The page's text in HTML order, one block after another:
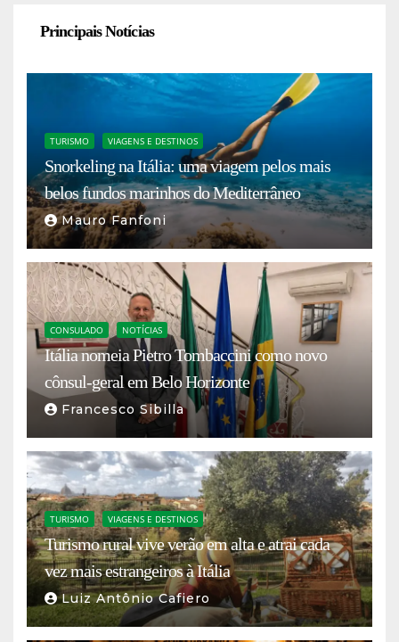
Principais Notícias
TURISMO VIAGENS E DESTINOS
Snorkeling na Itália: uma viagem pelos mais
belos fundos marinhos do Mediterrâneo
Mauro Fanfoni
CONSULADO NOTÍCIAS
Itália nomeia Pietro Tombaccini como novo
cônsul-geral em Belo Horizonte
Francesco Sibilla
TURISMO VIAGENS E DESTINOS
Turismo rural vive verão em alta e atrai cada
vez mais estrangeiros à Itália
Luiz Antônio Cafiero